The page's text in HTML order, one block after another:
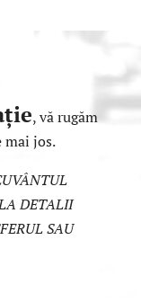
, vă rugăm
mai jos.
DETALII
SAU